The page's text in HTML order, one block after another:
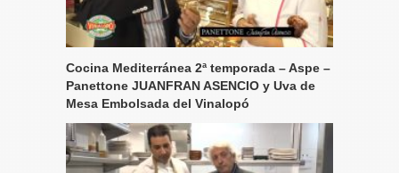
Cocina Mediterránea 2ª temporada – Aspe –
Panettone JUANFRAN ASENCIO y Uva de
Mesa Embolsada del Vinalopó